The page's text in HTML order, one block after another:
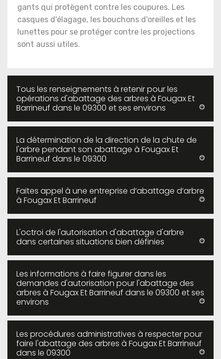
gants qui protègent contre les coupures. Les
casques d'élagage, les bouchons d'oreilles et les
lunettes pour se protéger contre les projections
sont aussi utiles.
Tous les renseignements à retenir pour les
opérations d'abattage des arbres à Fougax Et
Barrineuf dans le 09300 et ses environs
La détermination de la direction de la chute de
l'arbre pendant son abattage à Fougax Et
Barrineuf dans le 09300
Faites appel à une entreprise d’abattage d’arbre
à Fougax Et Barrineuf
L'octroi de l'autorisation d'abattage d'arbre
dans certaines situations bien définies
Les informations à faire figurer dans les
demandes d'autorisation pour l'abattage des
arbres à Fougax Et Barrineuf dans le 09300 et ses
environs
Les procédures administratives à respecter pour
faire l'abattage des arbres à Fougax Et Barrineuf
dans le 09300